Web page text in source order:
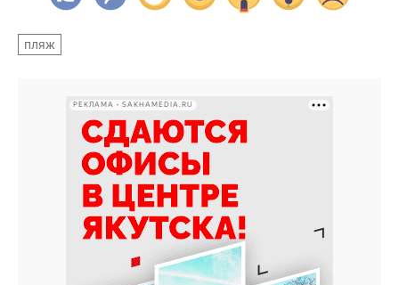
пляж
РЕКЛАМА • SAKHAMEDIA.RU